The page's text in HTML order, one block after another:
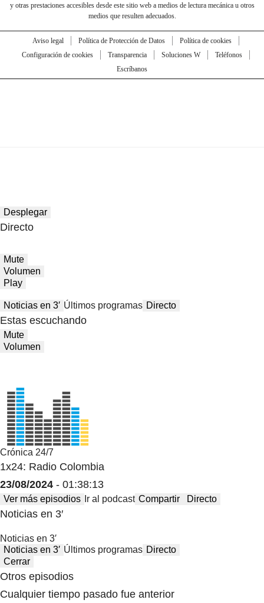
y otras prestaciones accesibles desde este sitio web a medios de lectura mecánica u otros
medios que resulten adecuados.
Aviso legal Política de Protección de Datos
Política de cookies
Configuración de cookies
Transparencia Soluciones W
Teléfonos
Escríbanos
Desplegar
Directo
Mute
Volumen
Play
Noticias en 3′ Últimos programas Directo
Estas escuchando
Mute
Volumen
Crónica 24/7
1x24: Radio Colombia
23/08/2024 - 01:38:13
Ver más episodios Ir al podcast Compartir Directo
Noticias en 3′
Noticias en 3′
Noticias en 3′ Últimos programas Directo
Cerrar
Otros episodios
Cualquier tiempo pasado fue anterior